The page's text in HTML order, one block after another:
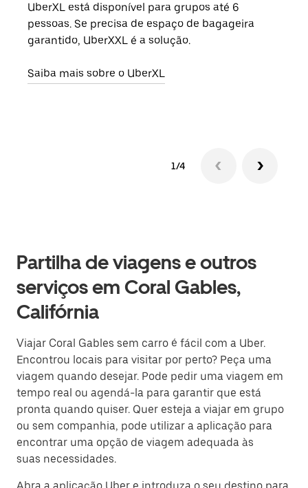
UberXL está disponível para grupos até 6
pessoas. Se precisa de espaço de bagageira
garantido, UberXXL é a solução.
Saiba mais sobre o UberXL
1/4
Partilha de viagens e outros
serviços em Coral Gables,
Califórnia
Viajar Coral Gables sem carro é fácil com a Uber.
Encontrou locais para visitar por perto? Peça uma
viagem quando desejar. Pode pedir uma viagem em
tempo real ou agendá-la para garantir que está
pronta quando quiser. Quer esteja a viajar em grupo
ou sem companhia, pode utilizar a aplicação para
encontrar uma opção de viagem adequada às
suas necessidades.